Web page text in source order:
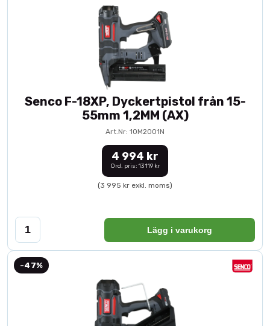
Senco F-18XP, Dyckertpistol från 15-
55mm 1,2MM (AX)
Art.Nr: 10M2001N
4 994 kr
Ord. pris: 13 119 kr
(3 995 kr exkl. moms)
Lägg i varukorg
-47%